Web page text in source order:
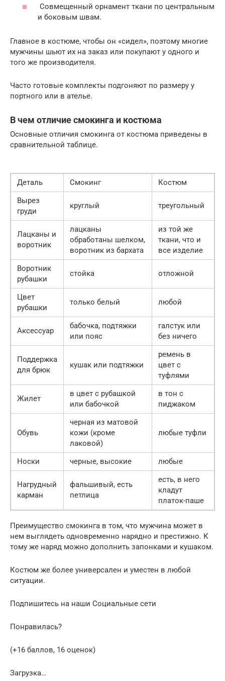
Совмещенный орнамент ткани по центральным
и боковым швам.
Главное в костюме, чтобы он «сидел», поэтому многие
мужчины шьют их на заказ или покупают у одного и
того же производителя.
Часто готовые комплекты подгоняют по размеру у
портного или в ателье.
В чем отличие смокинга и костюма
Основные отличия смокинга от костюма приведены в
сравнительной таблице.
Деталь Смокинг
Костюм
Вырез
груди
круглый треугольный
Лацканы и
воротник
лацканы
обработаны шелком,
воротник из бархата
из той же
ткани, что и
все изделие
Воротник
рубашки
стойка отложной
Цвет
рубашки
только белый любой
Аксессуар
бабочка, подтяжки
или пояс
галстук или
без ничего
Поддержка
для брюк
кушак или подтяжки
ремень в
цвет с
туфлями
Жилет
в цвет с рубашкой
или бабочкой
в тон с
пиджаком
Обувь
черная из матовой
кожи (кроме
лаковой)
любые туфли
Носки черные, высокие любые
Нагрудный
карман
фальшивый, есть
петлица
есть, в него
кладут
платок-паше
Преимущество смокинга в том, что мужчина может в
нем выглядеть одновременно нарядно и престижно. К
тому же наряд можно дополнить запонками и кушаком.
Костюм же более универсален и уместен в любой
ситуации.
Подпишитесь на наши Социальные сети
Понравилась?
(+16 баллов, 16 оценок)
Загрузка…